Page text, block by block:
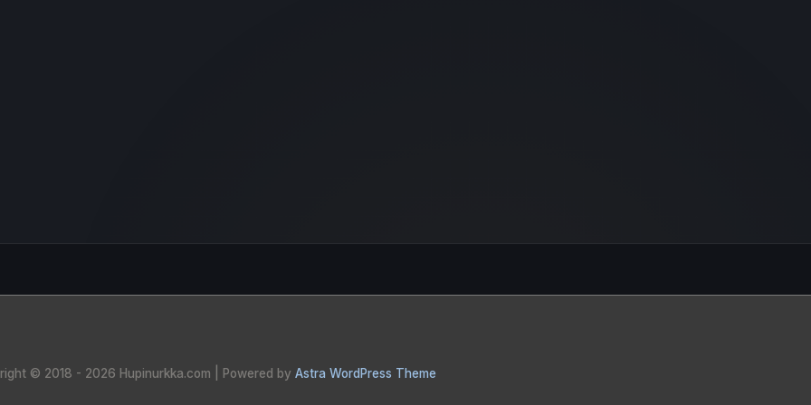
© 2018 - 2026 Hupinurkka.com | Powered by Astra WordPress Theme